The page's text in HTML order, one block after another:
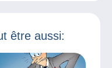
être aussi: